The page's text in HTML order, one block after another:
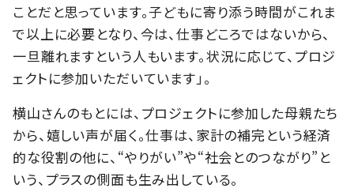
ことだと思っています。子どもに寄り添う時間がこれま
で以上に必要となり、今は、仕事どころではないから、
一旦離れますという人もいます。状況に応じて、プロジ
ェクトに参加いただいています」。
横山さんのもとには、プロジェクトに参加した母親たち
から、嬉しい声が届く。仕事は、家計の補完という経済
的な役割の他に、“やりがい”や“社会とのつながり”と
いう、プラスの側面も生み出している。